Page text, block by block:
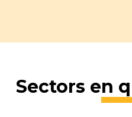
Sectors en